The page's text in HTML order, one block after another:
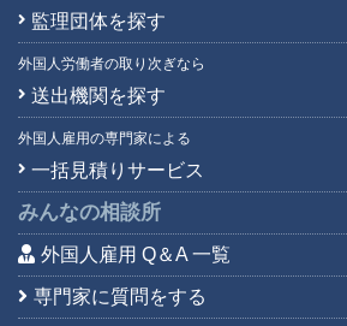
監理団体を探す
外国人労働者の取り次ぎなら
送出機関を探す
外国人雇用の専門家による
一括見積りサービス
みんなの相談所
外国人雇用 Q＆A 一覧
専門家に質問をする